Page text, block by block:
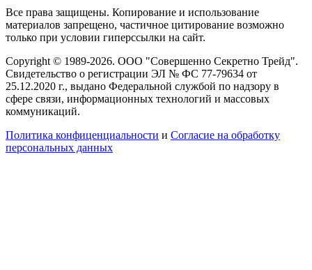
Все права защищены. Копирование и использование
материалов запрещено, частичное цитирование возможно
только при условии гиперссылки на сайт.
Copyright © 1989-2026. ООО "Совершенно Секретно Трейд".
Свидетельство о регистрации ЭЛ № ФС 77-79634 от
25.12.2020 г., выдано Федеральной службой по надзору в
сфере связи, информационных технологий и массовых
коммуникаций.
Политика конфиценциальности и Согласие на обработку
персональных данных